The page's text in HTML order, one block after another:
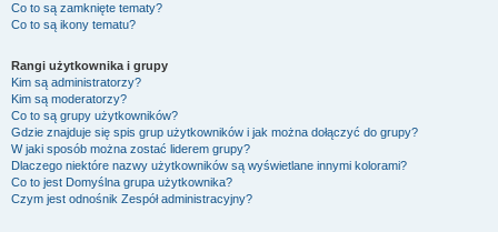
Co to są zamknięte tematy?
Co to są ikony tematu?
Rangi użytkownika i grupy
Kim są administratorzy?
Kim są moderatorzy?
Co to są grupy użytkowników?
Gdzie znajduje się spis grup użytkowników i jak można dołączyć do grupy?
W jaki sposób można zostać liderem grupy?
Dlaczego niektóre nazwy użytkowników są wyświetlane innymi kolorami?
Co to jest Domyślna grupa użytkownika?
Czym jest odnośnik Zespół administracyjny?